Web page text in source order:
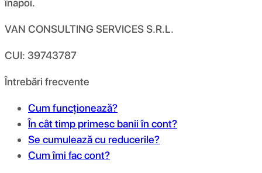
înapoi.
VAN CONSULTING SERVICES S.R.L.
CUI: 39743787
Întrebări frecvente
Cum funcționează?
În cât timp primesc banii în cont?
Se cumulează cu reducerile?
Cum îmi fac cont?